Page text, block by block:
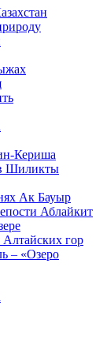
Кериша
Шиликты
Ак Бауыр
Аблайкит
Алтайских гор
– «Озеро